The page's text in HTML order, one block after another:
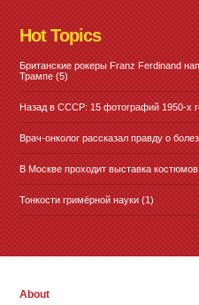
Hot Topics
Британские рокеры Franz Ferdinand
Трампе (5)
Назад в СССР: 15 фотографий 1950-х
Врач-онколог рассказал правду о
В Москве проходит выставка
Тонкости гримёрной науки (1)
About